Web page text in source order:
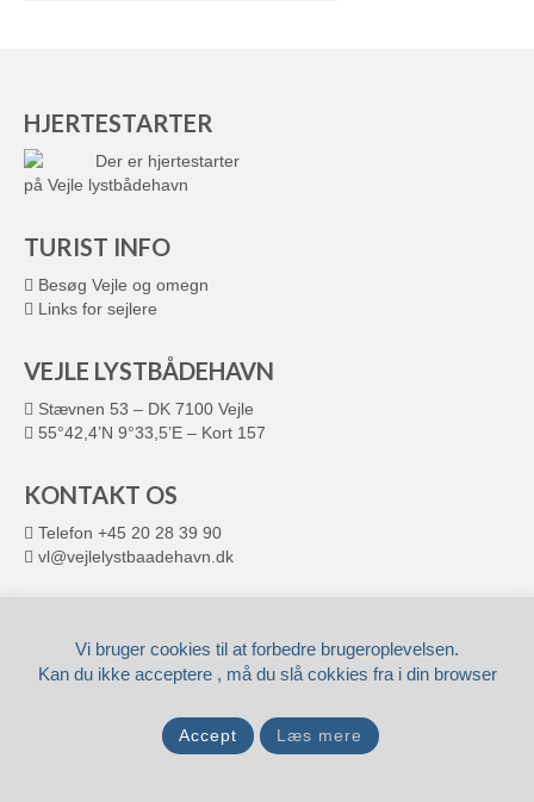
HJERTESTARTER
Der er hjertestarter
på Vejle lystbådehavn
TURIST INFO
Besøg Vejle og omegn
Links for sejlere
VEJLE LYSTBÅDEHAVN
Stævnen 53 – DK 7100 Vejle
55°42,4’N 9°33,5’E – Kort 157
KONTAKT OS
Telefon +45 20 28 39 90
vl@vejlelystbaadehavn.dk
Leveret afFronto.dk
Vi bruger cookies til at forbedre brugeroplevelsen.
Kan du ikke acceptere , må du slå cokkies fra i din browser
Accept Læs mere